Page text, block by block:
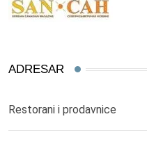
ADRESAR
Restorani i prodavnice